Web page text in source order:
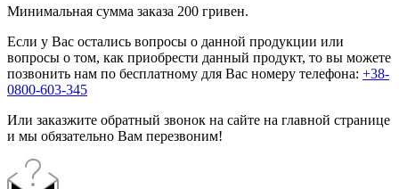
Минимальная сумма заказа 200 гривен.
Если у Вас остались вопросы о данной продукции или
вопросы о том, как приобрести данный продукт, то вы можете
позвонить нам по бесплатному для Вас номеру телефона: +38-
0800-603-345
Или заказжите обратный звонок на сайте на главной странице
и мы обязательно Вам перезвоним!